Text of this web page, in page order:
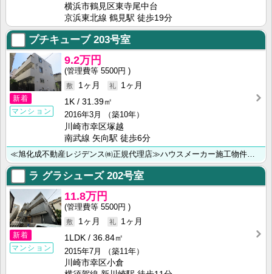
横浜市鶴見区東寺尾中台
京浜東北線 鶴見駅 徒歩19分
プチキューブ203号室
新着
マンション
9.2万円
5500円
1ヶ月
1ヶ月
1K
31.39㎡
2016年3月
（築10年）
川崎市幸区塚越
南武線 矢向駅 徒歩6分
ラ グラシューズ202号室
新着
マンション
11.8万円
5500円
1ヶ月
1ヶ月
1LDK
36.84㎡
2015年7月
（築11年）
川崎市幸区小倉